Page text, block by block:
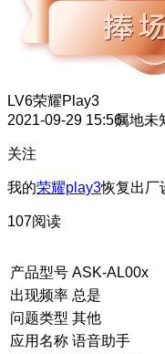
LV6荣耀Play3
2021-09-29 15:56属地未
关注
我的荣耀play3恢复出厂
107阅读
产品型号 ASK-AL00x
出现频率 总是
问题类型 其他
应用名称 语音助手